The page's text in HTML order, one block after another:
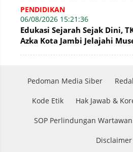
Membangun Bangsa
PENDIDIKAN
06/08/2026 15:21:36
Edukasi Sejarah Sejak Dini,
Azka Kota Jambi Jelajahi
Pedoman Media Siber
Kode Etik Hak Jawab &
SOP Perlindungan Wartawan
Disclaimer